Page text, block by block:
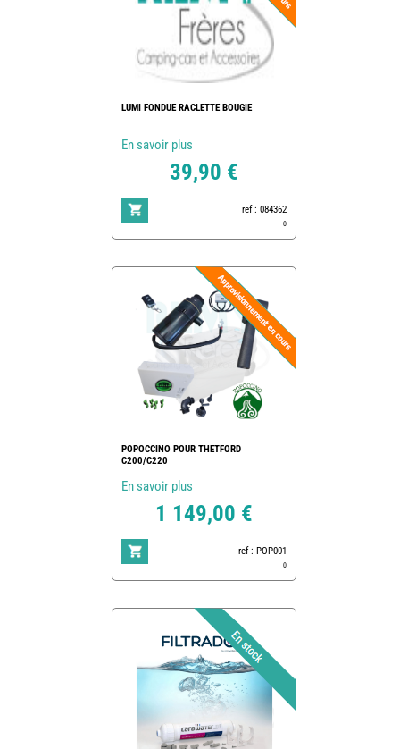
LUMI FONDUE RACLETTE BOUGIE
En savoir plus
39,90 €
ref : 084362
0
POPOCCINO POUR THETFORD
C200/C220
En savoir plus
1 149,00 €
ref : POP001
0